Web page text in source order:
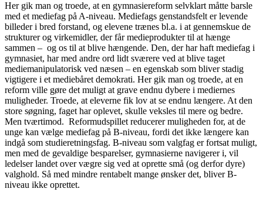
Her gik man og troede, at en gymnasiereform selvklart måtte barsle
med et mediefag på A-niveau. Mediefags genstandsfelt er levende
billeder i bred forstand, og elevene trænes bl.a. i at gennemskue de
strukturer og virkemidler, der får medieprodukter til at hænge
sammen – og os til at blive hængende. Den, der har haft mediefag i
gymnasiet, har med andre ord lidt sværere ved at blive taget
mediemanipulatorisk ved næsen – en egenskab som bliver stadig
vigtigere i et mediebåret demokrati. Her gik man og troede, at en
reform ville gøre det muligt at grave endnu dybere i mediernes
muligheder. Troede, at eleverne fik lov at se endnu længere. At den
store søgning, faget har oplevet, skulle veksles til mere og bedre.
Men tværtimod. Reformudspillet reducerer muligheden for, at de
unge kan vælge mediefag på B-niveau, fordi det ikke længere kan
indgå som studieretningsfag. B-niveau som valgfag er fortsat muligt,
men med de gevaldige besparelser, gymnasierne navigerer i, vil
ledelser landet over vægre sig ved at oprette små (og derfor dyre)
valghold. Så med mindre rentabelt mange ønsker det, bliver B-
niveau ikke oprettet.